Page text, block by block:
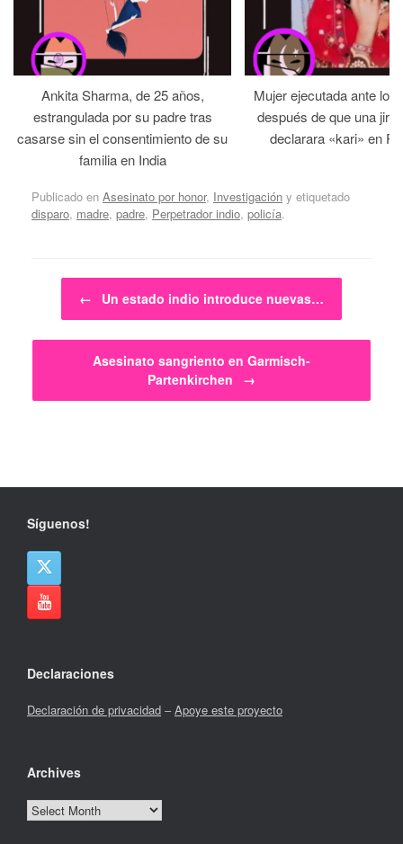
Ankita Sharma, de 25 años,
estrangulada por su padre tras
casarse sin el consentimiento de su
familia en India
Mujer ejecutada ante los
después de que una
declarara «kari» en
Publicado en Asesinato por honor, Investigación y etiquetado
disparo, madre, padre, Perpetrador indio, policía.
Navegador de artículos
← Un estado indio introduce nuevas…
Asesinato sangriento en Garmisch-
Partenkirchen
→
Síguenos!
Declaraciones
Declaración de privacidad –Apoye este proyecto
Archives
Archives